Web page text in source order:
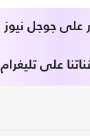
على جوجل نيوز
على تليغرام